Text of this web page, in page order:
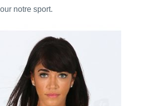
notre sport.